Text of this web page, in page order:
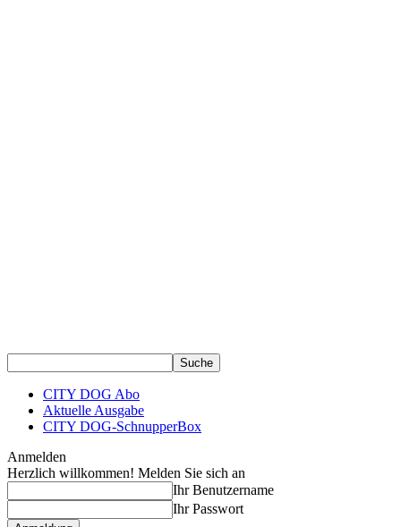
CITY DOG Abo
Aktuelle Ausgabe
CITY DOG-SchnupperBox
Anmelden
Herzlich willkommen! Melden Sie sich an
Ihr Benutzername
Ihr Passwort